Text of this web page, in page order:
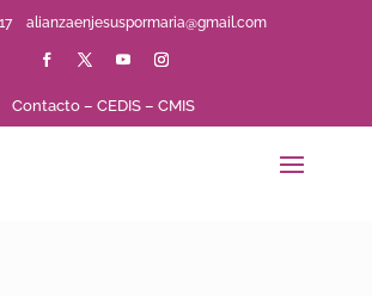
alianzaenjesuspormaria@gmail.com
Contacto –CEDIS –CMIS